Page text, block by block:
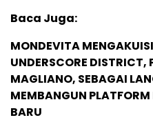
Baca Juga:
MONDEVITA
UNDERSCORE DISTRICT,
MAGLIANO, SEBAGAI
MEMBANGUN
BARU